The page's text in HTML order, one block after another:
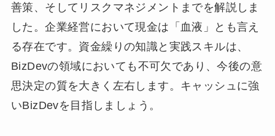
善策、そしてリスクマネジメントまでを解説しま
した。企業経営において現金は「血液」とも言え
る存在です。資金繰りの知識と実践スキルは、
BizDevの領域においても不可欠であり、今後の意
思決定の質を大きく左右します。キャッシュに強
いBizDevを目指しましょう。